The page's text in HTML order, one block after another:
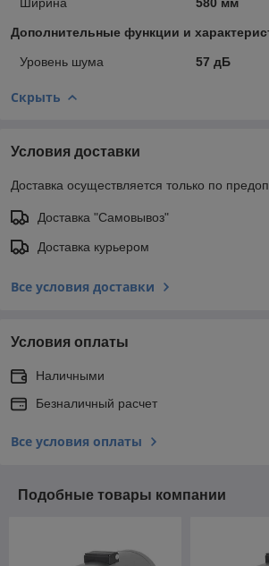
Дополнительные функции и
Уровень шума 57 дБ
Скрыть
Условия доставки
Доставка осуществляется только по
Доставка "Самовывоз"
Доставка курьером
Все условия доставки
Условия оплаты
Наличными
Безналичный расчет
Все условия оплаты
Подобные товары компании